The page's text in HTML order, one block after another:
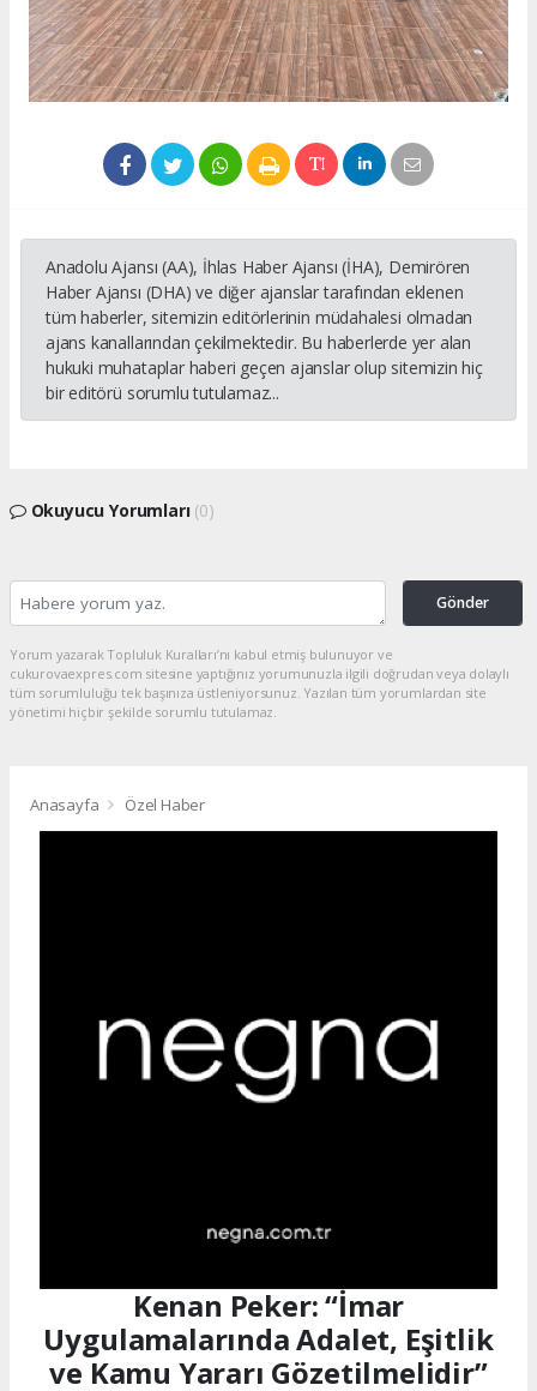
Anadolu Ajansı (AA), İhlas Haber Ajansı (İHA), Demirören
Haber Ajansı (DHA) ve diğer ajanslar tarafından eklenen
tüm haberler, sitemizin editörlerinin müdahalesi olmadan
ajans kanallarından çekilmektedir. Bu haberlerde yer alan
hukuki muhataplar haberi geçen ajanslar olup sitemizin hiç
bir editörü sorumlu tutulamaz...
Okuyucu Yorumları (0)
Gönder
Yorum yazarak Topluluk Kuralları’nı kabul etmiş bulunuyor ve
cukurovaexpres.com sitesine yaptığınız yorumunuzla ilgili doğrudan veya dolaylı
tüm sorumluluğu tek başınıza üstleniyorsunuz. Yazılan tüm yorumlardan site
yönetimi hiçbir şekilde sorumlu tutulamaz.
Anasayfa Özel Haber
Kenan Peker: “İmar
Uygulamalarında Adalet, Eşitlik
ve Kamu Yararı Gözetilmelidir”